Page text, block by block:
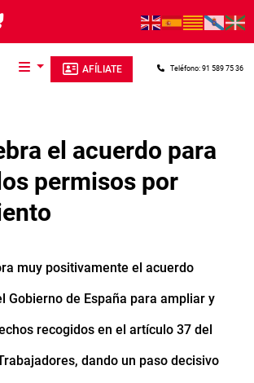
AFÍLIATE Teléfono: 91 589 75 36
el acuerdo para
permisos por
muy positivamente el acuerdo
Gobierno de España para ampliar y
recogidos en el artículo 37 del
dando un paso decisivo